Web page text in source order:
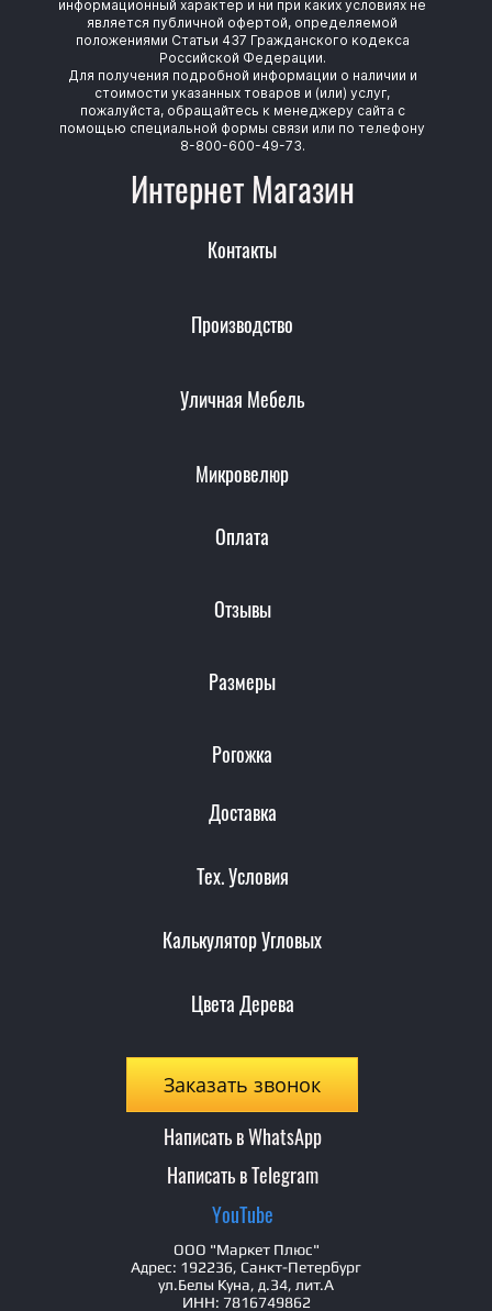
информационный характер и ни при каких условиях не
является публичной офертой, определяемой
положениями Статьи 437 Гражданского кодекса
Российской Федерации.
Для получения подробной информации о наличии и
стоимости указанных товаров и (или) услуг,
пожалуйста, обращайтесь к менеджеру сайта с
помощью специальной формы связи или по телефону
8-800-600-49-73.
Интернет Магазин
Контакты
Производство
Уличная Мебель
Микровелюр
Оплата
Отзывы
Размеры
Рогожка
Доставка
Тех. Условия
Калькулятор Угловых
Цвета Дерева
Заказать звонок
Написать в WhatsApp
Написать в Telegram
YouTube
ООО "Маркет Плюс"
Адрес: 192236, Санкт-Петербург
ул.Белы Куна, д.34, лит.А
ИНН: 7816749862